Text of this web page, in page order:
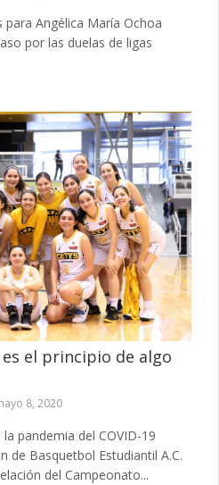
Angélica María Ochoa
por las duelas de ligas
el principio de algo
8, 2020
pandemia del COVID-19
de Basquetbol Estudiantil A.C.
del Campeonato...